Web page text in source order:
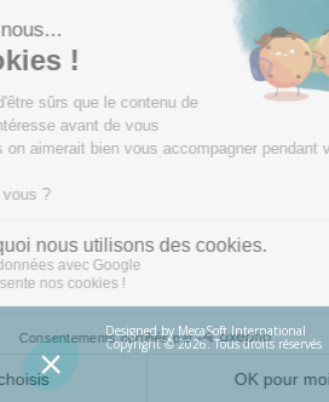
Designed by MecaSoft International
Copyright © 2026. Tous droits réservés